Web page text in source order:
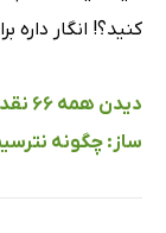
کنید؟! انگار داره
ساز: چگونه